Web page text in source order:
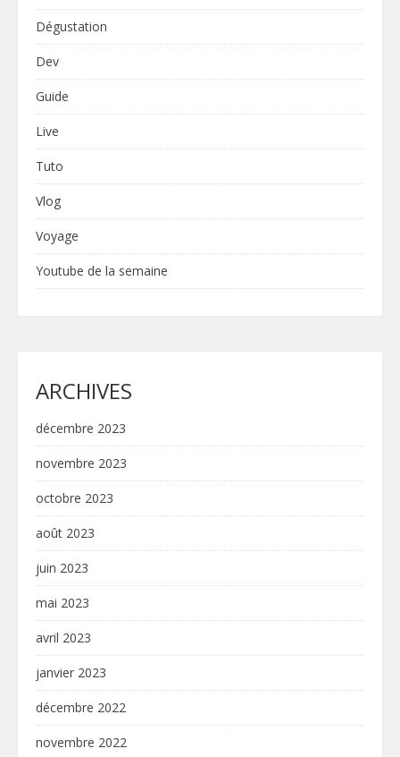
Dégustation
Dev
Guide
Live
Tuto
Vlog
Voyage
Youtube de la semaine
ARCHIVES
décembre 2023
novembre 2023
octobre 2023
août 2023
juin 2023
mai 2023
avril 2023
janvier 2023
décembre 2022
novembre 2022